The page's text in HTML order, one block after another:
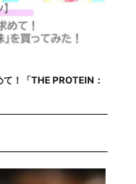
て！「THE PROTEIN：